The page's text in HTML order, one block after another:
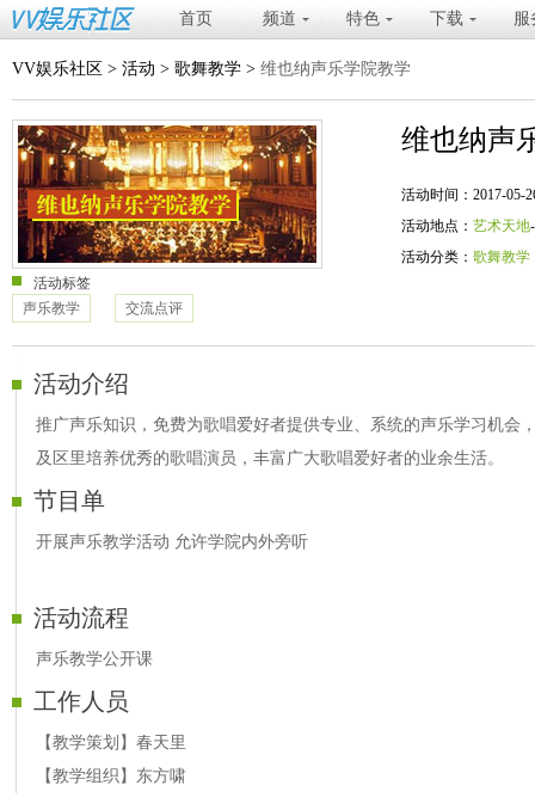
首页 频道 特色 下载 服
VV娱乐社区 > 活动 > 歌舞教学 > 维也纳声乐学院教学
维也纳声
活动时间：2017-05-
活动地点： 艺术天地
活动分类： 歌舞教学
活动标签
声乐教学
交流点评
活动介绍
推广声乐知识，免费为歌唱爱好者提供专业、系统的声乐学习机会
及区里培养优秀的歌唱演员，丰富广大歌唱爱好者的业余生活。
节目单
开展声乐教学活动 允许学院内外旁听
活动流程
声乐教学公开课
工作人员
【教学策划】春天里
【教学组织】东方啸